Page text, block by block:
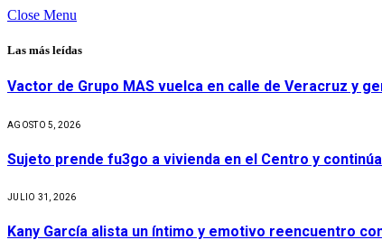
Close Menu
Las más leídas
Vactor de Grupo MAS vuelca en calle de Veracruz y
AGOSTO 5, 2026
Sujeto prende fu3go a vivienda en el Centro y
JULIO 31, 2026
Kany García alista un íntimo y emotivo reencuentro